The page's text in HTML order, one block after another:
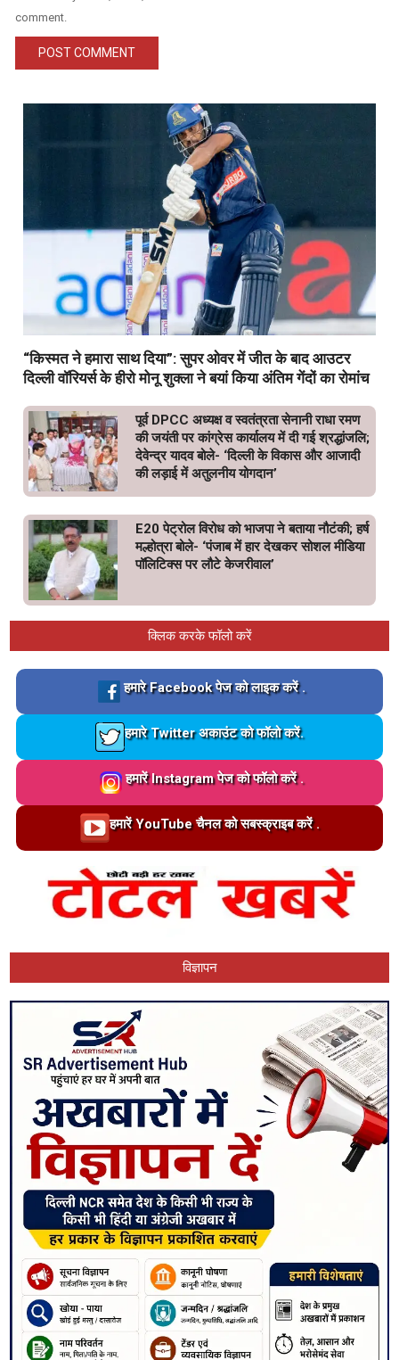
comment.
“किस्मत ने हमारा साथ दिया”: सुपर ओवर में जीत के बाद आउटर
दिल्ली वॉरियर्स के हीरो मोनू शुक्ला ने बयां किया अंतिम गेंदों का रोमांच
पूर्व DPCC अध्यक्ष व स्वतंत्रता सेनानी राधा रमण
की जयंती पर कांग्रेस कार्यालय में दी गई श्रद्धांजलि;
देवेन्द्र यादव बोले- ‘दिल्ली के विकास और आजादी
की लड़ाई में अतुलनीय योगदान’
E20 पेट्रोल विरोध को भाजपा ने बताया नौटंकी; हर्ष
मल्होत्रा बोले- ‘पंजाब में हार देखकर सोशल मीडिया
पॉलिटिक्स पर लौटे केजरीवाल’
क्लिक करके फॉलो करें
Loading…
हमारे Facebook पेज को लाइक करें .
Loading…
हमारे Twitter अकाउंट को फॉलो करें.
Loading…
हमारें Instagram पेज को फॉलो करें .
Loading…
हमारें YouTube चैनल को सबस्क्राइब करें .
विज्ञापन